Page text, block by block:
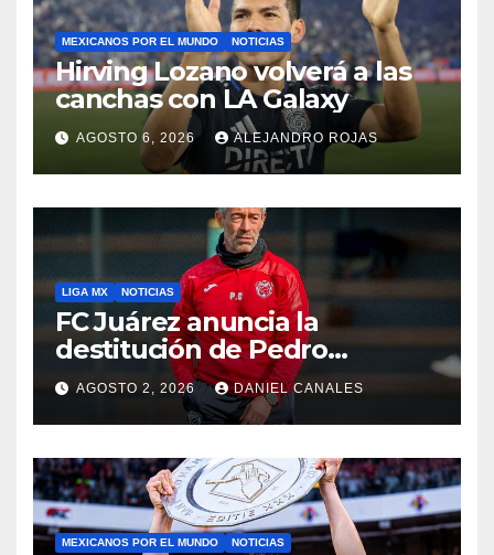
MEXICANOS POR EL MUNDO NOTICIAS
Hirving Lozano volverá a las
canchas con LA Galaxy
AGOSTO 6, 2026 ALEJANDRO ROJAS
LIGA MX NOTICIAS
FC Juárez anuncia la
destitución de Pedro
Caixinha
AGOSTO 2, 2026 DANIEL CANALES
MEXICANOS POR EL MUNDO NOTICIAS